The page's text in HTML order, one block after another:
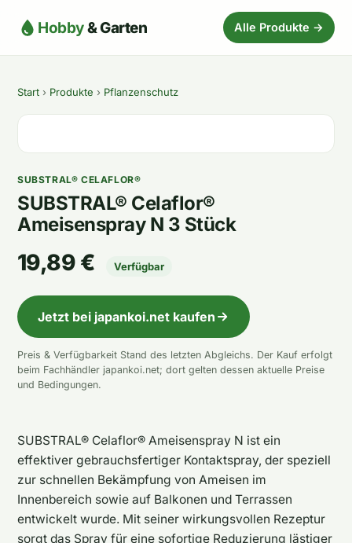
Hobby& Garten Alle Produkte →
Start › Produkte › Pflanzenschutz
SUBSTRAL® CELAFLOR®
SUBSTRAL® Celaflor®
Ameisenspray N 3 Stück
19,89 € Verfügbar
Jetzt bei japankoi.net kaufen
Preis & Verfügbarkeit Stand des letzten Abgleichs. Der Kauf erfolgt
beim Fachhändler japankoi.net; dort gelten dessen aktuelle Preise
und Bedingungen.
SUBSTRAL® Celaflor® Ameisenspray N ist ein
effektiver gebrauchsfertiger Kontaktspray, der speziell
zur schnellen Bekämpfung von Ameisen im
Innenbereich sowie auf Balkonen und Terrassen
entwickelt wurde. Mit seiner wirkungsvollen Rezeptur
sorgt das Spray für eine sofortige Reduzierung lästiger